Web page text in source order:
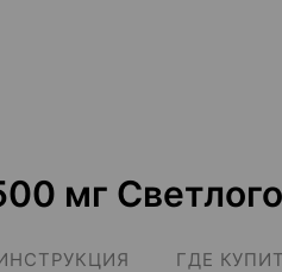
мг
ГДЕ